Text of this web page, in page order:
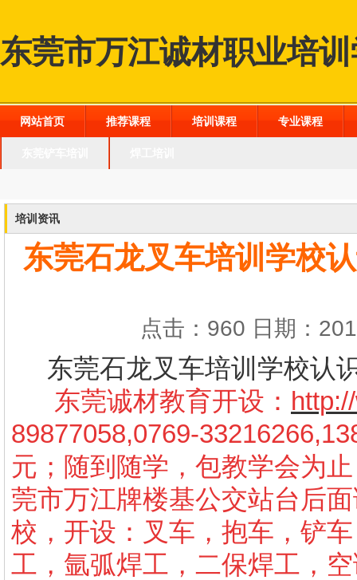
东莞市万江诚材职业培
网站首页 推荐课程 培训课程 专业课程
培训资讯
东莞石龙叉车培训学校
点击：960 日期：
东莞石龙叉车培训学校认
东莞诚材教育开设：
89877058,0769-33216266,
元；随到随学，包教学会为
莞市万江牌楼基公交站台后
校，开设：叉车，抱车，铲
工，氩弧焊工，二保焊工，